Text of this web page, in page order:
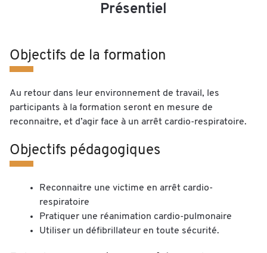
Présentiel
Objectifs de la formation
Au retour dans leur environnement de travail, les
participants à la formation seront en mesure de
reconnaitre, et d’agir face à un arrêt cardio-respiratoire.
Objectifs pédagogiques
Reconnaitre une victime en arrêt cardio-
respiratoire
Pratiquer une réanimation cardio-pulmonaire
Utiliser un défibrillateur en toute sécurité.